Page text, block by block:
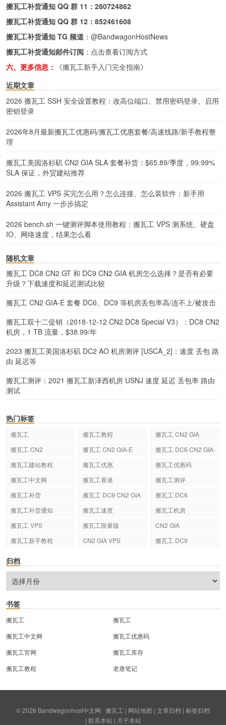
搬瓦工补货通知 QQ 群 11： 280724862
搬瓦工补货通知 QQ 群 12： 852461608
搬瓦工补货通知 TG 频道 ： @BandwagonHostNews
搬瓦工补货通知邮件订阅 ： 点击查看订阅方式
六、更多信息：
《搬瓦工新手入门完全指南》
近期文章
2026 搬瓦工 SSH 安全设置教程：改高位端口、禁用密码登录、启用
密钥登录
2026年8月最新搬瓦工优惠码/搬瓦工优惠套餐/高速线路/新手教程整
理
搬瓦工美国洛杉矶 CN2 GIA SLA 套餐补货：$65.89/季度，99.99%
SLA 保证，外贸建站推荐
2026 搬瓦工 VPS 买完怎么用？怎么连接、怎么装软件：新手用
Assistant Amy 一步步搞定
2026 bench.sh 一键测评脚本使用教程：搬瓦工 VPS 测系统、硬盘
IO、网络速度，结果怎么看
随机文章
搬瓦工 DC8 CN2 GT 和 DC9 CN2 GIA 机房怎么选择？是否有必要
升级？下载速度和延迟测试比较
搬瓦工 CN2 GIA-E 套餐 DC6、DC9 等机房丢包率高/连不上/被攻击
搬瓦工双十二促销（2018-12-12 CN2 DC8 Special V3）：DC8 CN2
机房，1 TB 流量，$38.99/年
2023 搬瓦工美国洛杉矶 DC2 AO 机房测评 [USCA_2]：速度 丢包 路
由 延迟等
搬瓦工测评：2021 搬瓦工新泽西机房 USNJ 速度 延迟 丢包率 路由
测试
热门标签
搬瓦工 搬瓦工教程
搬瓦工 CN2 GIA
搬瓦工 CN2
搬瓦工 CN2 GIA-E
搬瓦工 DC6 CN2 GIA-
搬瓦工建站教程 搬瓦工优惠
搬瓦工优惠码
搬瓦工中文网
搬瓦工香港
搬瓦工测评
搬瓦工补货
搬瓦工 DC9 CN2 GIA
搬瓦工 DC6
搬瓦工补货通知
搬瓦工速度
搬瓦工机房
搬瓦工 VPS
搬瓦工限量版
CN2 GIA
搬瓦工新手教程
CN2 GIA VPS 搬瓦工 DC9
归档
书签
搬瓦工
搬瓦工
搬瓦工中文网
搬瓦工优惠码
搬瓦工官网
搬瓦工库存
搬瓦工教程
老唐笔记
© 2026 Bandwagonhost中文网 搬瓦工 | 网站地图 | 文章归档 | 标签归档
| 联系本站| 关于本站